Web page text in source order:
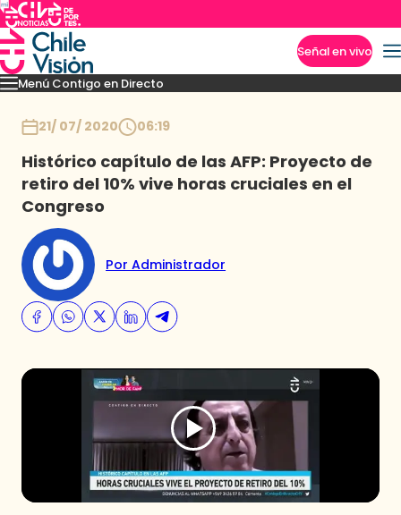
Señal en vivo
Menú Contigo en Directo
Momentos Novedades
21/ 07/ 2020 06:19
Histórico capítulo de las AFP: Proyecto de
retiro del 10% vive horas cruciales en el
Congreso
Por Administrador
Imperdibles
Programas
Club De La Comedia
Contigo en Directo
Plan Perfecto